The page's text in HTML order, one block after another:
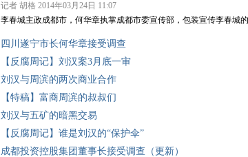
记者 胡格 2014年03月24日 11:07
李春城主政成都市，何华章执掌成都市委宣传部，包装宣传李春城
四川遂宁市长何华章接受调查
【反腐周记】刘汉案3月底一审
刘汉与周滨的两次商业合作
【特稿】富商周滨的叔叔们
刘汉与五矿的暗黑交易
【反腐周记】谁是刘汉的“保护伞”
成都投资控股集团董事长接受调查（更新）